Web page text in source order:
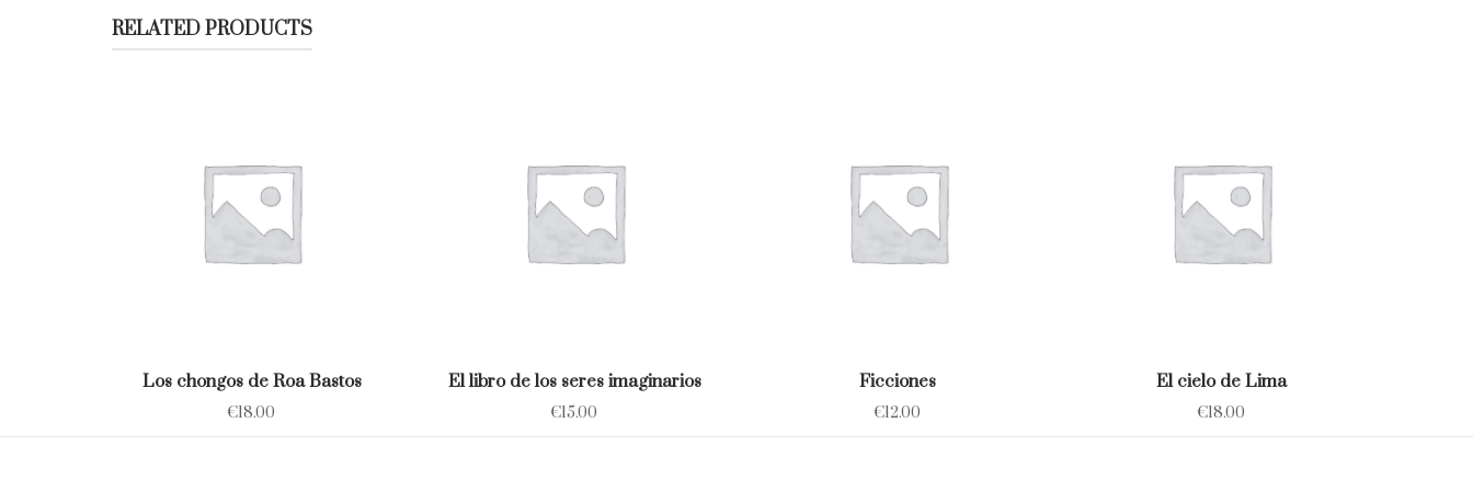
RELATED PRODUCTS
Los chongos de Roa Bastos
€18.00
El libro de los seres imaginarios
€15.00
Ficciones
€12.00
El cielo de Lima
€18.00